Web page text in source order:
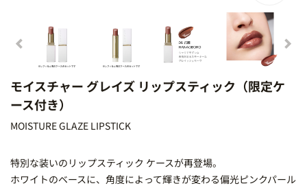
モイスチャー グレイズ リップスティック（限定ケ
ース付き）
MOISTURE GLAZE LIPSTICK
特別な装いのリップスティック ケースが再登場。
ホワイトのベースに、角度によって輝きが変わる偏光ピンクパール